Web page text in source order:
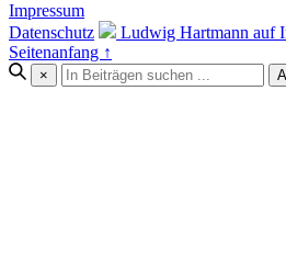
Impressum
Datenschutz
Ludwig Hartmann auf
Seitenanfang ↑
×